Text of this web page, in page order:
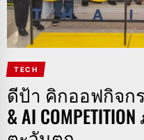
TECH
ดีป้า คิกออฟกิจกรร
& AI